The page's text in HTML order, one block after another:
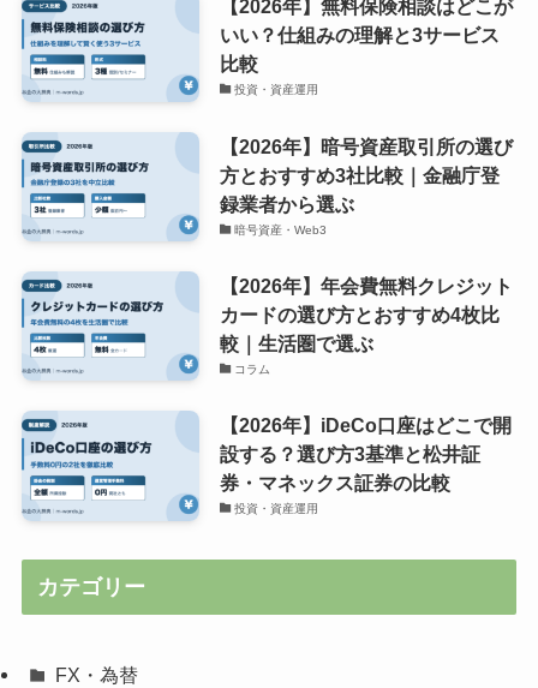
【2026年】無料保険相談はどこが
いい？仕組みの理解と3サービス
比較
投資・資産運用
【2026年】暗号資産取引所の選び
方とおすすめ3社比較｜金融庁登
録業者から選ぶ
暗号資産・Web3
【2026年】年会費無料クレジット
カードの選び方とおすすめ4枚比
較｜生活圏で選ぶ
コラム
【2026年】iDeCo口座はどこで開
設する？選び方3基準と松井証
券・マネックス証券の比較
投資・資産運用
カテゴリー
FX・為替